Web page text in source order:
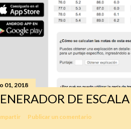
01, 2018
DE
Publicar un comentario